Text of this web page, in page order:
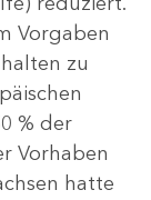
Vorgaben
zu
% der
Vorhaben
hatte